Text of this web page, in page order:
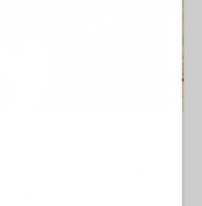
de inmigrantes
médica